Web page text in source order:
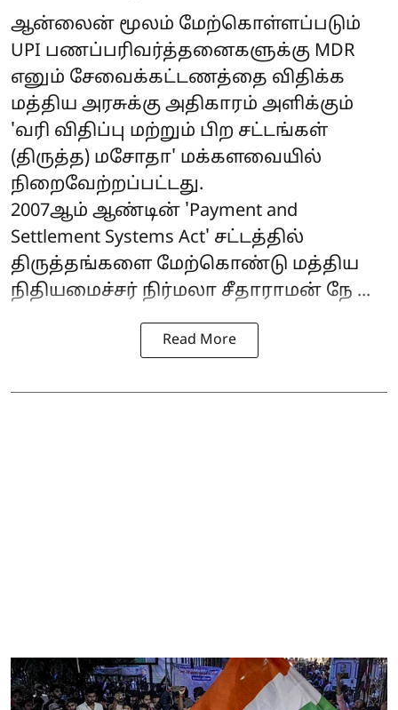
ஆன்லைன் மூலம் மேற்கொள்ளப்படும்
UPI பணப்பரிவர்த்தனைகளுக்கு MDR
எனும் சேவைக்கட்டணத்தை விதிக்க
மத்திய அரசுக்கு அதிகாரம் அளிக்கும்
'வரி விதிப்பு மற்றும் பிற சட்டங்கள்
(திருத்த) மசோதா' மக்களவையில்
நிறைவேற்றப்பட்டது.
2007ஆம் ஆண்டின் 'Payment and
Settlement Systems Act' சட்டத்தில்
திருத்தங்களை மேற்கொண்டு மத்திய
நிதியமைச்சர் நிர்மலா சீதாராமன் நே ...
Read More